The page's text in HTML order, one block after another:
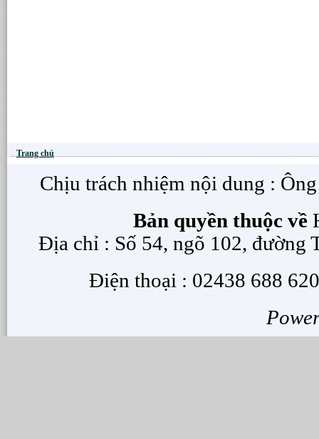
Trang chủ
Chịu trách nhiệm nội dung :
Bản quyền thuộc về
Địa chỉ : Số 54, ngõ 102, đường
Điện thoại : 02438 688